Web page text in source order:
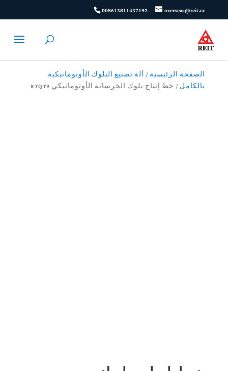
008613811437192 overseas@reit.cc
الصفحة الرئيسية / آلة تصنيع البلوك الأوتوماتيكية
بالكامل / خط إنتاج بلوك الخرسانة الأوتوماتيكي RTQT9